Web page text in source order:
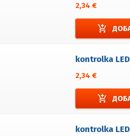
2,34 €
add_shopping_cart
kontrolka
2,34 €
add_shopping_cart
kontrolka